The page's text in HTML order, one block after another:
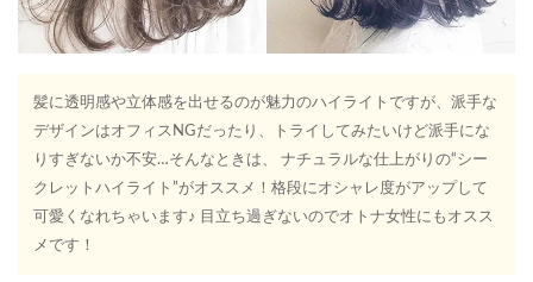
髪に透明感や立体感を出せるのが魅力のハイライトですが、派手な
デザインはオフィスNGだったり、トライしてみたいけど派手にな
りすぎないか不安…そんなときは、 ナチュラルな仕上がりの“シー
クレットハイライト”がオススメ！格段にオシャレ度がアップして
可愛くなれちゃいます♪ 目立ち過ぎないのでオトナ女性にもオスス
メです！